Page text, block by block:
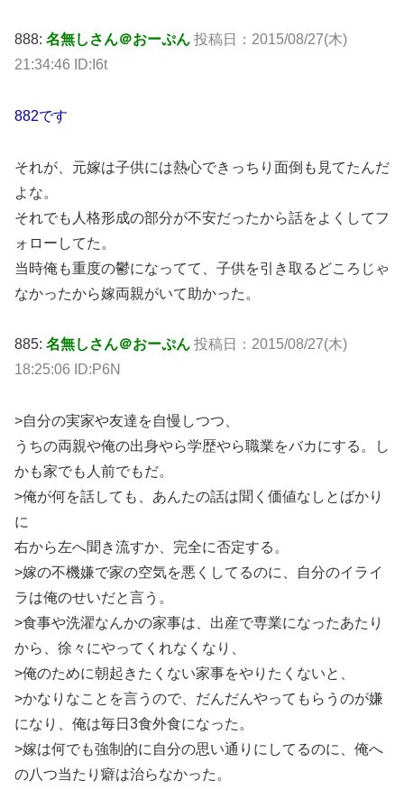
888: 名無しさん＠おーぷん 投稿日：2015/08/27(木)
21:34:46 ID:I6t
882です
それが、元嫁は子供には熱心できっちり面倒も見てたんだ
よな。
それでも人格形成の部分が不安だったから話をよくしてフ
ォローしてた。
当時俺も重度の鬱になってて、子供を引き取るどころじゃ
なかったから嫁両親がいて助かった。
885: 名無しさん＠おーぷん 投稿日：2015/08/27(木)
18:25:06 ID:P6N
>自分の実家や友達を自慢しつつ、
うちの両親や俺の出身やら学歴やら職業をバカにする。し
かも家でも人前でもだ。
>俺が何を話しても、あんたの話は聞く価値なしとばかり
に
右から左へ聞き流すか、完全に否定する。
>嫁の不機嫌で家の空気を悪くしてるのに、自分のイライ
ラは俺のせいだと言う。
>食事や洗濯なんかの家事は、出産で専業になったあたり
から、徐々にやってくれなくなり、
>俺のために朝起きたくない家事をやりたくないと、
>かなりなことを言うので、だんだんやってもらうのが嫌
になり、俺は毎日3食外食になった。
>嫁は何でも強制的に自分の思い通りにしてるのに、俺へ
の八つ当たり癖は治らなかった。